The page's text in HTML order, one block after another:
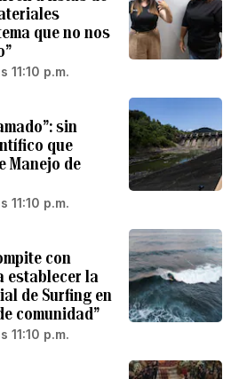
que no nos
11:10 p.m.
sin
que
Manejo de
11:10 p.m.
con
establecer la
de Surfing en
comunidad”
11:10 p.m.